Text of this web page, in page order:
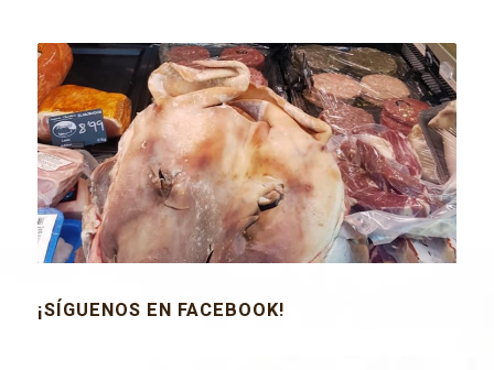
¡SÍGUENOS EN FACEBOOK!